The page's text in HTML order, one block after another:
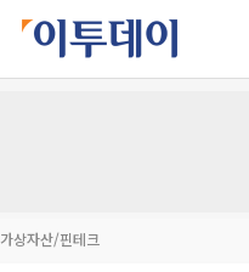
가상자산/핀테크